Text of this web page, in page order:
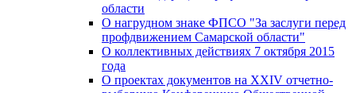
области
О нагрудном знаке ФПСО "За заслуги перед
профдвижением Самарской области"
О коллективных действиях 7 октября 2015
года
О проектах документов на XXIV отчетно-